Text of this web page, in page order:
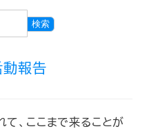
検索
動報告
て、ここまで来ることが